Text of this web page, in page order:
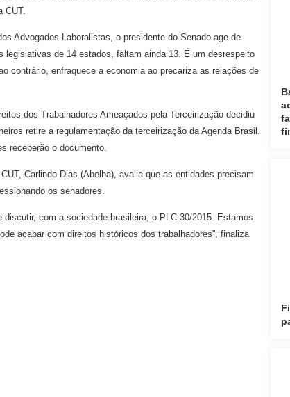
CUT.
Advogados Laboralistas, o presidente do Senado age de
de 14 estados, faltam ainda 13. É um desrespeito
contrário, enfraquece a economia ao precariza as relações de
dos Trabalhadores Ameaçados pela Terceirização decidiu
retire a regulamentação da terceirização da Agenda Brasil.
receberão o documento.
Carlindo Dias (Abelha), avalia que as entidades precisam
os senadores.
com a sociedade brasileira, o PLC 30/2015. Estamos
acabar com direitos históricos dos trabalhadores”, finaliza